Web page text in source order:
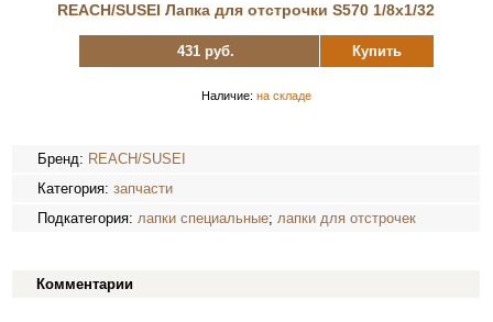
REACH/SUSEI Лапка для отстрочки S570 1/8х1/32
431 руб. Купить
Наличие: на складе
Бренд: REACH/SUSEI
Категория:запчасти
Подкатегория:лапки специальные;лапки для отстрочек
Комментарии